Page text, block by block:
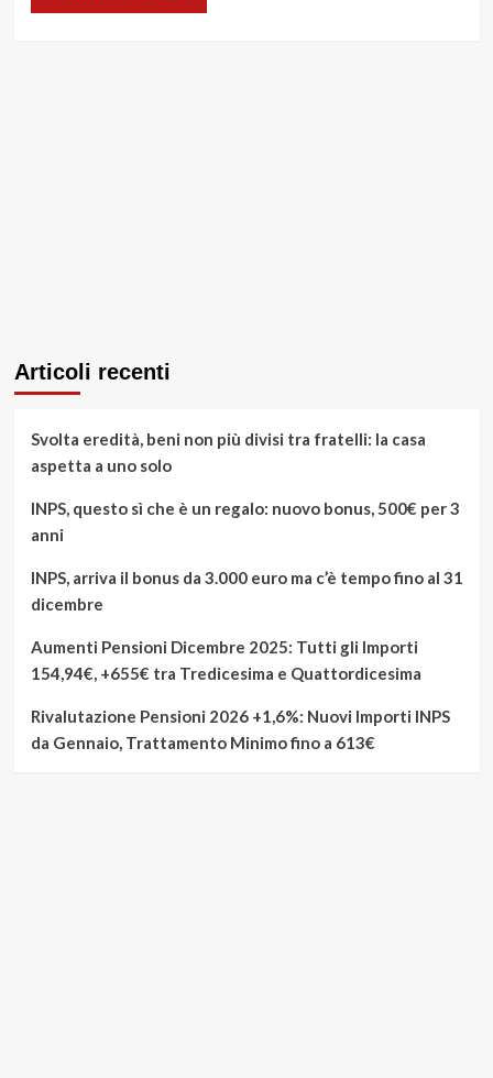
Articoli recenti
Svolta eredità, beni non più divisi tra fratelli: la casa
aspetta a uno solo
INPS, questo sì che è un regalo: nuovo bonus, 500€ per 3
anni
INPS, arriva il bonus da 3.000 euro ma c’è tempo fino al 31
dicembre
Aumenti Pensioni Dicembre 2025: Tutti gli Importi
154,94€, +655€ tra Tredicesima e Quattordicesima
Rivalutazione Pensioni 2026 +1,6%: Nuovi Importi INPS
da Gennaio, Trattamento Minimo fino a 613€